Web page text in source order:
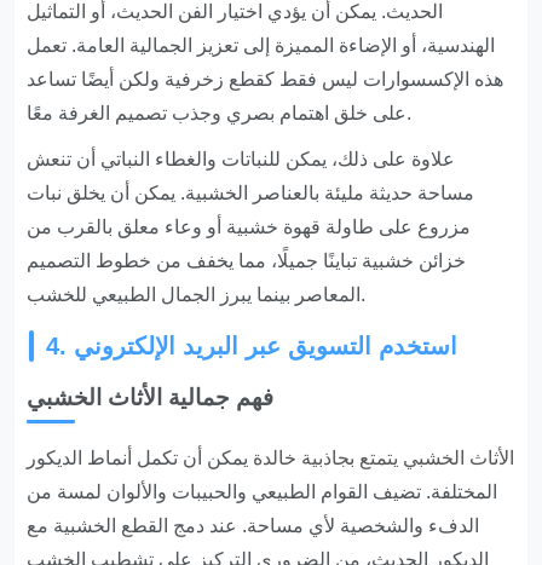
الحديث. يمكن أن يؤدي اختيار الفن الحديث، أو التماثيل
الهندسية، أو الإضاءة المميزة إلى تعزيز الجمالية العامة. تعمل
هذه الإكسسوارات ليس فقط كقطع زخرفية ولكن أيضًا تساعد
على خلق اهتمام بصري وجذب تصميم الغرفة معًا.
علاوة على ذلك، يمكن للنباتات والغطاء النباتي أن تنعش
مساحة حديثة مليئة بالعناصر الخشبية. يمكن أن يخلق نبات
مزروع على طاولة قهوة خشبية أو وعاء معلق بالقرب من
خزائن خشبية تباينًا جميلًا، مما يخفف من خطوط التصميم
المعاصر بينما يبرز الجمال الطبيعي للخشب.
4. استخدم التسويق عبر البريد الإلكتروني
فهم جمالية الأثاث الخشبي
الأثاث الخشبي يتمتع بجاذبية خالدة يمكن أن تكمل أنماط الديكور
المختلفة. تضيف القوام الطبيعي والحبيبات والألوان لمسة من
الدفء والشخصية لأي مساحة. عند دمج القطع الخشبية مع
الديكور الحديث، من الضروري التركيز على تشطيب الخشب